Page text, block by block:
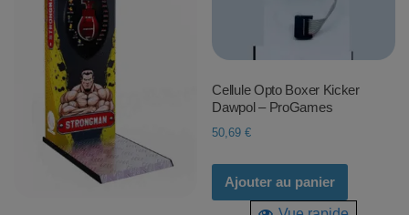
Cellule Opto Boxer Kicker
Dawpol – ProGames
50,69€
Ajouter au panier